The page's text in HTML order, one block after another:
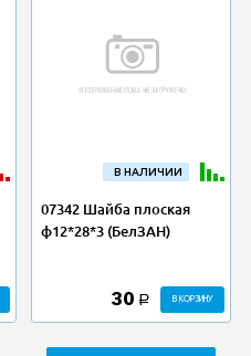
В НАЛИЧИИ
07342 Шайба плоская
ф12*28*3 (БелЗАН)
30 a В КОРЗИНУ